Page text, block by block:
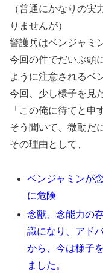
（普通にかなりの
りませんが）
警護兵はベンジャミ
今回の件でだいぶ頭
ように注意されるベ
今回、少し様子を見
「この俺に待てと申
そう聞いて、微動だ
その理由として、
ベンジャミンが
に危険
念獣、念能力の
識になり、アド
から、今は様子
ました。